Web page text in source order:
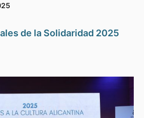
de la Solidaridad 2025